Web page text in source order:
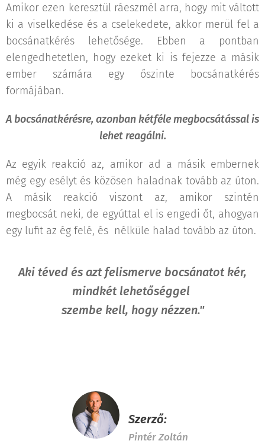
Amikor ezen keresztül ráeszmél arra, hogy mit váltott
ki a viselkedése és a cselekedete, akkor merül fel a
bocsánatkérés lehetősége. Ebben a pontban
elengedhetetlen, hogy ezeket ki is fejezze a másik
ember számára egy őszinte bocsánatkérés
formájában.
A bocsánatkérésre, azonban kétféle megbocsátással is
lehet reagálni.
Az egyik reakció az, amikor ad a másik embernek
még egy esélyt és közösen haladnak tovább az úton.
A másik reakció viszont az, amikor szintén
megbocsát neki, de egyúttal el is engedi őt, ahogyan
egy lufit az ég felé, és nélküle halad tovább az úton.
Aki téved és azt felismerve bocsánatot kér,
mindkét lehetőséggel
szembe kell, hogy nézzen."
Szerző:
Pintér Zoltán